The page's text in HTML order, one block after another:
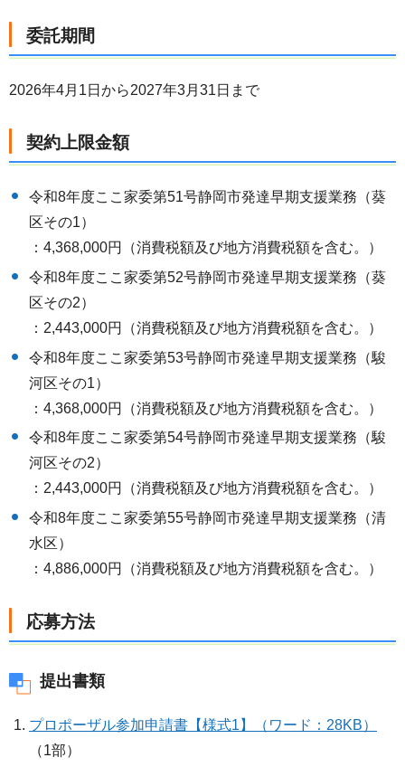
委託期間
2026年4月1日から2027年3月31日まで
契約上限金額
令和8年度ここ家委第51号静岡市発達早期支援業務（葵
区その1）
：4,368,000円（消費税額及び地方消費税額を含む。）
令和8年度ここ家委第52号静岡市発達早期支援業務（葵
区その2）
：2,443,000円（消費税額及び地方消費税額を含む。）
令和8年度ここ家委第53号静岡市発達早期支援業務（駿
河区その1）
：4,368,000円（消費税額及び地方消費税額を含む。）
令和8年度ここ家委第54号静岡市発達早期支援業務（駿
河区その2）
：2,443,000円（消費税額及び地方消費税額を含む。）
令和8年度ここ家委第55号静岡市発達早期支援業務（清
水区）
：4,886,000円（消費税額及び地方消費税額を含む。）
応募方法
提出書類
プロポーザル参加申請書【様式1】（ワード：28KB）
（1部）